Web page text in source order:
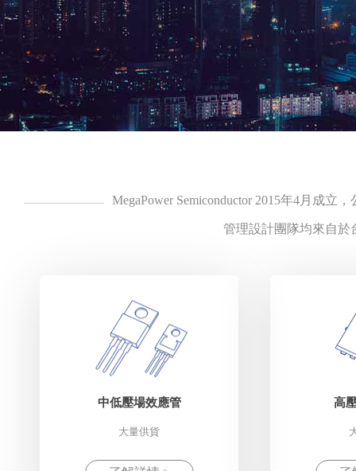
MegaPower Semiconductor 2015年4月成
管理設計團隊均來自
中低壓場效應管
大量供貨
高